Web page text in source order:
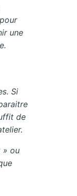
une
Si
de
» ou